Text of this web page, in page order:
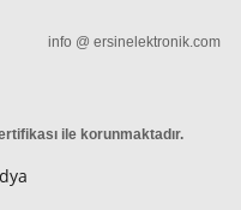
info @ ersinelektronik.com
ile korunmaktadır.